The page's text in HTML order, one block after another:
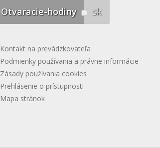
Otvaracie-hodiny sk
Kontakt na prevádzkovateľa
Podmienky používania a právne informácie
Zásady používania cookies
Prehlásenie o prístupnosti
Mapa stránok